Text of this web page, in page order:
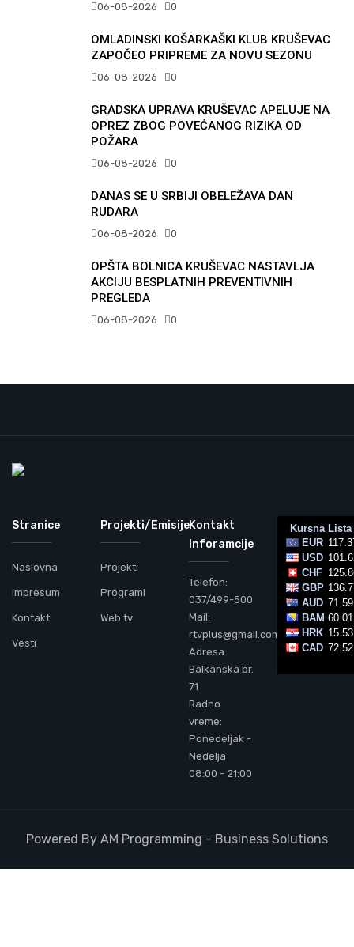
06-08-2026 0
OMLADINSKI KOŠARKAŠKI KLUB KRUŠEVAC
ZAPOČEO PRIPREME ZA NOVU SEZONU
06-08-2026 0
GRADSKA UPRAVA KRUŠEVAC APELUJE NA
OPREZ ZBOG POVEĆANOG RIZIKA OD
POŽARA
06-08-2026 0
DANAS SE U SRBIJI OBELEŽAVA DAN
RUDARA
06-08-2026 0
OPŠTA BOLNICA KRUŠEVAC NASTAVLJA
AKCIJU BESPLATNIH PREVENTIVNIH
PREGLEDA
06-08-2026 0
Stranice
Naslovna
Impresum
Kontakt
Vesti
Projekti/Emisije
Projekti
Programi
Web tv
Kontakt
Inforamcije
Telefon:
037/499-500
Mail:
rtvplus@gmail.com
Adresa:
Balkanska br.
71
Radno
vreme:
Ponedeljak -
Nedelja
08:00 - 21:00
Powered By AM Programming - Business Solutions